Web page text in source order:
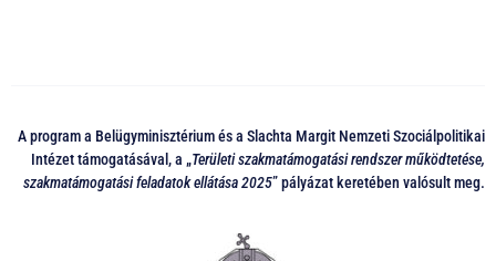
A program a Belügyminisztérium és a Slachta Margit Nemzeti Szociálpolitikai
Intézet támogatásával, a „Területi szakmatámogatási rendszer működtetése,
szakmatámogatási feladatok ellátása 2025” pályázat keretében valósult meg.